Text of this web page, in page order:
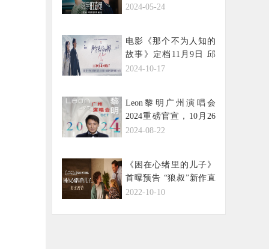
觉》上映惊心动魄
2024-05-24
电影《那个不为人知的
故事》定档11月9日 邱
泽郎月婷深情演绎极致
2024-10-17
Leon黎明广州演唱会
2024重磅官宣，10月26
日倾情开唱！
2024-08-22
《困在心绪里的儿子》
首曝预告 “狼叔”新作直
面原生家庭之痛
2022-10-10